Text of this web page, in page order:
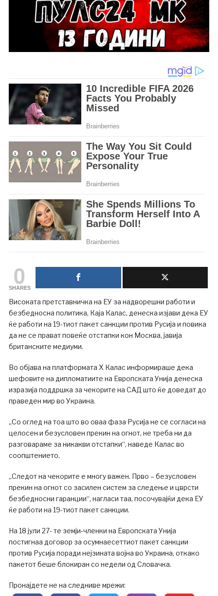
0
SHARES
Високата претставничка на ЕУ за надворешни работи и
безбедносна политика, Каја Калас, денеска изјави дека ЕУ
ќе работи на 19-тиот пакет санкции против Русија и повика
да не се прават повеќе отстапки кон Москва, јавија
британските медиуми.
Во објава на платформата Х Калас информираше дека
шефовите на дипломатиите на Европската Унија денеска
изразија поддршка за чекорите на САД што ќе доведат до
праведен мир во Украина.
„Со оглед на тоа што во оваа фаза Русија не се согласи на
целосен и безусловен прекин на огнот, не треба ни да
разговараме за никакви отстапки“, наведе Калас во
соопштението.
„Следот на чекорите е многу важен. Прво – безусловен
прекин на огнот со засилен систем за следење и цврсти
безбедносни гаранции“, нагласи таа, посочувајќи дека ЕУ
ќе работи на 19-тиот пакет санкции.
На 18 јули 27- те земји-членки на Европската Унија
постигнаа договор за осумнаесеттиот пакет санкции
против Русија поради нејзината војна во Украина, откако
пакетот беше блокиран со недели од Словачка.
Пронајдете не на следниве мрежи: